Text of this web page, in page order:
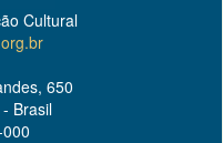
Cultural
650
Brasil